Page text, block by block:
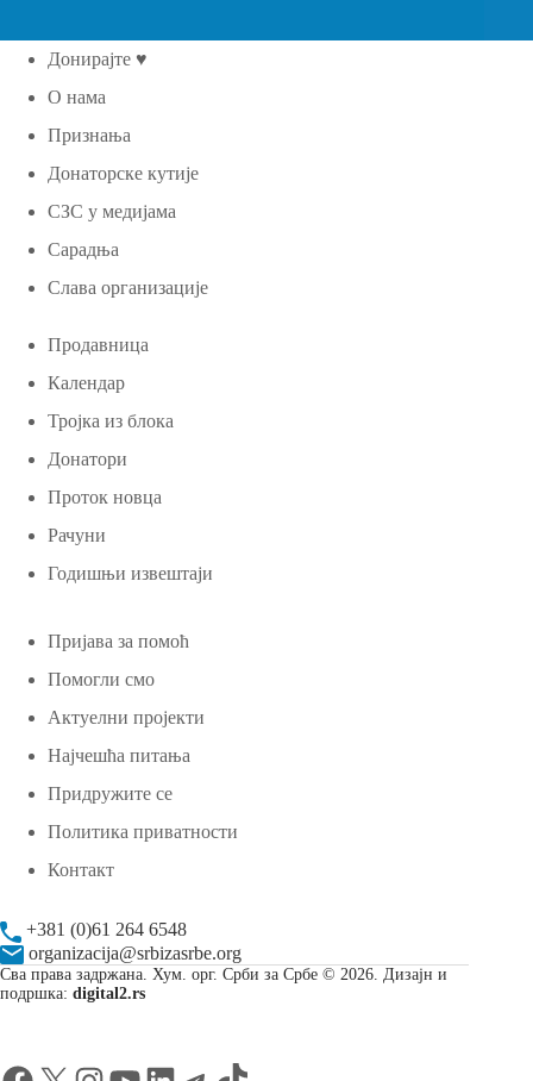
Донирајте ♥
О нама
Признања
Донаторске кутије
СЗС у медијама
Сарадња
Слава организације
Продавница
Календар
Тројка из блока
Донатори
Проток новца
Рачуни
Годишњи извештаји
Пријава за помоћ
Помогли смо
Актуелни пројекти
Најчешћа питања
Придружите се
Политика приватности
Контакт
+381 (0)61 264 6548
organizacija@srbizasrbe.org
Сва права задржана. Хум. орг. Срби за Србе © 2026. Дизајн и
подршка: digital2.rs